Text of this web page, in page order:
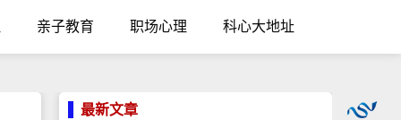
亲子教育 职场心理 科心大地址
最新文章